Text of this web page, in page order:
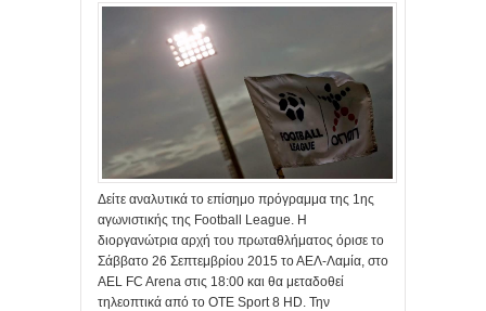
Δείτε αναλυτικά το επίσημο πρόγραμμα της 1ης
αγωνιστικής της Football League. Η
διοργανώτρια αρχή του πρωταθλήματος όρισε το
Σάββατο 26 Σεπτεμβρίου 2015 το ΑΕΛ-Λαμία, στο
AEL FC Arena στις 18:00 και θα μεταδοθεί
τηλεοπτικά από το OTE Sport 8 HD. Την